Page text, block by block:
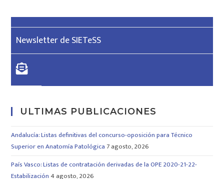
Newsletter de SIETeSS
ULTIMAS PUBLICACIONES
Andalucía: Listas definitivas del concurso-oposición para Técnico
Superior en Anatomía Patológica 7 agosto, 2026
País Vasco: Listas de contratación derivadas de la OPE 2020-21-22-
Estabilización 4 agosto, 2026